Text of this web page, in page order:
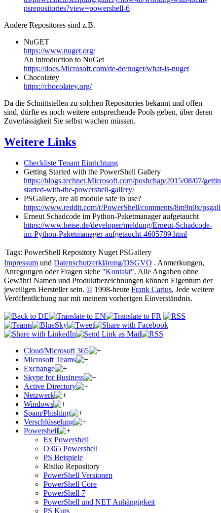
psrepositories?view=powershell-6
Andere Repositores sind z.B.
NuGET
https://www.nuget.org/
An introduction to NuGet
https://docs.Microsoft.com/de-de/nuget/what-is-nuget
Chocolatey
https://chocolatey.org/
Da die Schnittstellen zu solchen Repositories bekannt und offen
sind, dürfte es noch weitere entsprechende Pools geben, über deren
Zuverlässigkeit Sie selbst wachen müssen.
Weitere Links
Checkliste Tenant Einrichtung
Getting Started with the PowerShell Gallery
https://blogs.technet.Microsoft.com/poshchap/2015/08/07/
started-with-the-powershell-gallery/
PSGallery, are all module safe to use?
https://www.reddit.com/r/PowerShell/comments/8m9n0x/
Erneut Schadcode im Python-Paketmanager aufgetaucht
https://www.heise.de/developer/meldung/Erneut-Schadcode-
im-Python-Paketmanager-aufgetaucht-4605789.html
Tags: PowerShell Repository Nuget PSGallery
Impressum und Datenschutzerklärung/DSGVO . Anmerkungen,
Anregungen oder Fragen siehe "Kontakt". Alle Angaben ohne
Gewähr! Namen und Produktbezeichnungen können Eigentum der
jeweiligen Hersteller sein. © 1998-heute Frank Carius, Jede weitere
Veröffentlichung nur mit meinem vorherigen Einverständnis.
Cloud/Microsoft 365
Microsoft Teams
Exchange
Skype for Business
Active Directory
Netzwerk
Windows
Spam/Phishing
Verschlüsselung
Powershell
Ex Powershell
O365 Powershell
PS Beispiele
Risiko Repository
PowerShell Versionen
PowerShell Core
PowerShell 7
PowerShell und NET Anhängigkeit
PS Kurs